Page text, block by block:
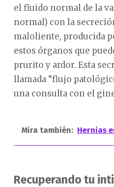
el fluido normal de la
normal) con la
maloliente, producida
estos órganos que
prurito y ardor. Esta
llamada “flujo
una consulta con el
Mira también: Hernias
Recuperando tu